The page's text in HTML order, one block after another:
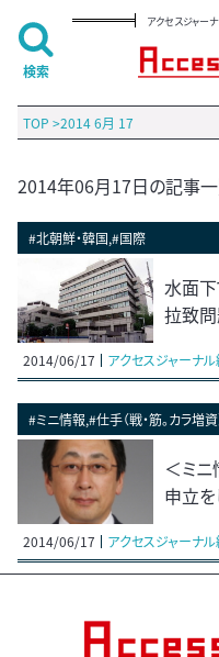
アクセスジャー
TOP >2014 6月 17
2014年06月17日の記事
#北朝鮮・韓国,#国際
水面
拉致問
2014/06/17 アクセスジャーナ
#ミニ情報,#仕手（戦・筋。カラ増資
＜ミ
申立
2014/06/17 アクセスジャーナ
検索